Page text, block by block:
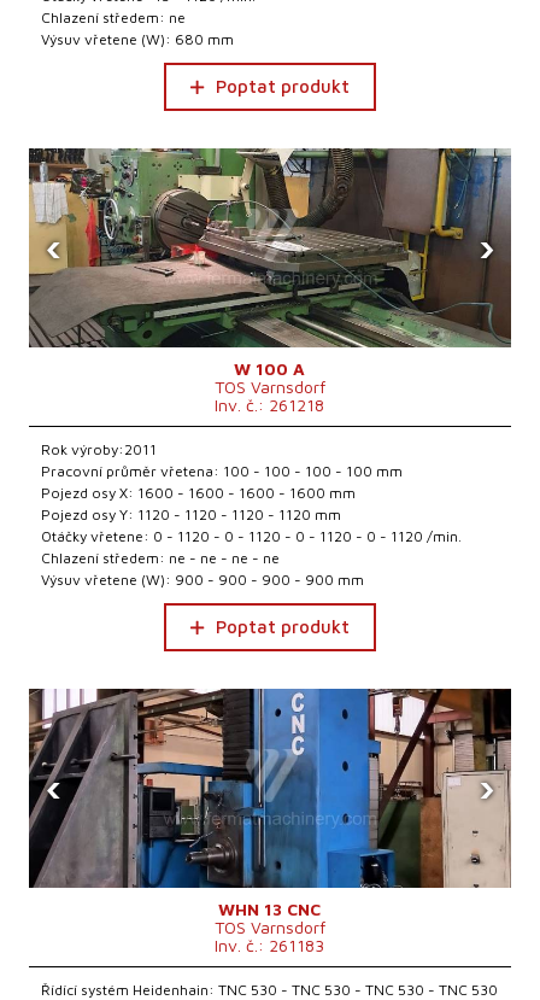
Chlazení středem: ne
Výsuv vřetene (W): 680 mm
Poptat produkt
‹ ›
W 100 A
TOS Varnsdorf
Inv. č.: 261218
Rok výroby:2011
Pracovní průměr vřetena: 100 - 100 - 100 - 100 mm
Pojezd osy X: 1600 - 1600 - 1600 - 1600 mm
Pojezd osy Y: 1120 - 1120 - 1120 - 1120 mm
Otáčky vřetene: 0 - 1120 - 0 - 1120 - 0 - 1120 - 0 - 1120 /min.
Chlazení středem: ne - ne - ne - ne
Výsuv vřetene (W): 900 - 900 - 900 - 900 mm
Poptat produkt
‹ ›
WHN 13 CNC
TOS Varnsdorf
Inv. č.: 261183
Řídící systém Heidenhain: TNC 530 - TNC 530 - TNC 530 - TNC 530